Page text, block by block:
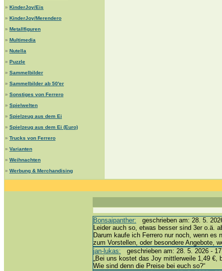
» KinderJoy/Eis
» KinderJoy/Merendero
» Metallfiguren
» Multimedia
» Nutella
» Puzzle
» Sammelbilder
» Sammelbilder ab 50'er
» Sonstiges von Ferrero
» Spielwelten
» Spielzeug aus dem Ei
» Spielzeug aus dem Ei (Euro)
» Trucks von Ferrero
» Varianten
» Weihnachten
» Werbung & Merchandising
Bonsaipanther: geschrieben am: 28. 5.
Leider auch so, etwas besser sind 3er o.ä.
Darum kaufe ich Ferrero nur noch, wenn es
zum Vorstellen, oder besondere Angebote,
jan-lukas: geschrieben am: 28. 5. 2026 -
„Bei uns kostet das Joy mittlerweile 1,49 €,
Wie sind denn die Preise bei euch so?“